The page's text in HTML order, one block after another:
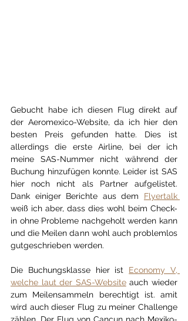
Gebucht habe ich diesen Flug direkt auf
der Aeromexico-Website, da ich hier den
besten Preis gefunden hatte. Dies ist
allerdings die erste Airline, bei der ich
meine SAS-Nummer nicht während der
Buchung hinzufügen konnte. Leider ist SAS
hier noch nicht als Partner aufgelistet.
Dank einiger Berichte aus dem
weiß ich aber, dass dies wohl beim Check-
in ohne Probleme nachgeholt werden kann
und die Meilen dann wohl auch problemlos
gutgeschrieben werden.
Die Buchungsklasse hier ist Economy V,
welche laut der SAS-Website auch wieder
zum Meilensammeln berechtigt ist. amit
wird auch dieser Flug zu meiner Challenge